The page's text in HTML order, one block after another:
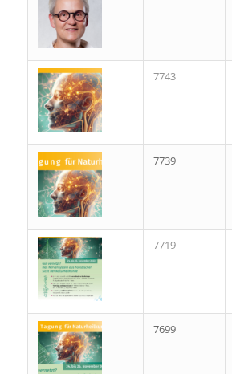
7743
7739
7719
7699